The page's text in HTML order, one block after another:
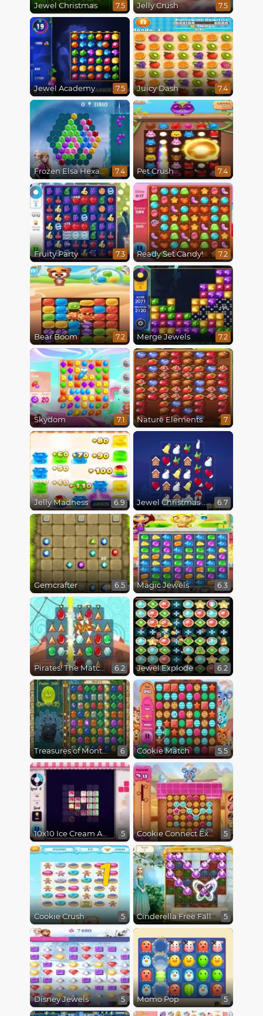
Jewel Christmas 7.5 Jelly Crush 7.5
Jewel Academy 7.5 Juicy Dash 7.4
Frozen Elsa Hexagon Puzzle 7.4 Pet Crush 7.4
Fruity Party 7.3 Ready Set Candy! 7.2
Bear Boom 7.2 Merge Jewels 7.2
Skydom 7.1 Nature Elements 7
Jelly Madness 6.9 Jewel Christmas Mania 6.7
Gemcrafter 6.5 Magic Jewels 6.3
Pirates! The Match 3 6.2 Jewel Explode 6.2
Treasures of Montezuma 6 Cookie Match 5.5
10x10 Ice Cream Adventure 5 Cookie Connect Extra 5
1
Cookie Crush 5 Cinderella Free Fall 5
Disney Jewels 5 Momo Pop 5